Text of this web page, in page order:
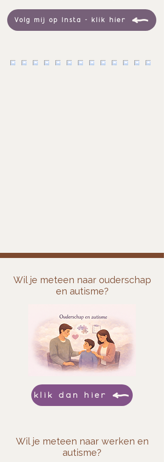
Volg mij op Insta - klik hier
Wil je meteen naar ouderschap
en autisme?
klik dan hier
Wil je meteen naar werken en
autisme?